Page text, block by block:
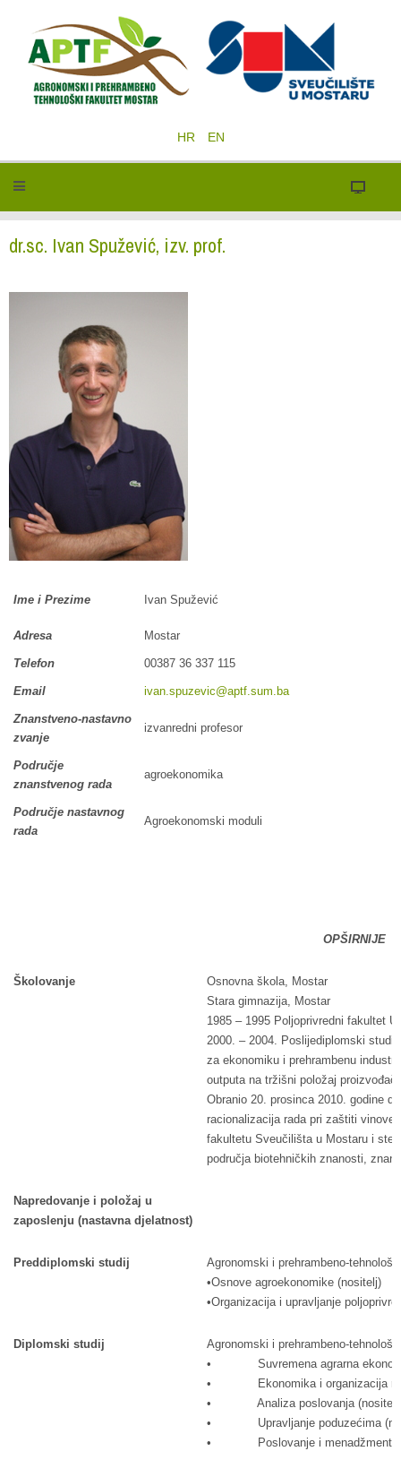
HR EN
dr.sc. Ivan Spužević, izv. prof.
Ime i Prezime Ivan Spužević
Adresa Mostar
Telefon 00387 36 337 115
Email ivan.spuzevic@aptf.sum.ba
Znanstveno-nastavno
zvanje
izvanredni profesor
Područje
znanstvenog rada
agroekonomika
Područje nastavnog
rada
Agroekonomski moduli
OPŠIRNIJE
Školovanje
Osnovna škola, Mostar
Stara gimnazija, Mostar
1985 – 1995 Poljoprivredni fakultet
2000. – 2004. Poslijediplomski
za ekonomiku i prehrambenu
outputa na tržišni položaj
Obranio 20. prosinca 2010. godine
racionalizacija rada pri zaštiti vinove
fakultetu Sveučilišta u Mostaru i
područja biotehničkih znanosti,
Napredovanje i položaj u
zaposlenju (nastavna djelatnost)
Preddiplomski studij
Agronomski i prehrambeno-
•Osnove agroekonomike (nositelj)
•Organizacija i upravljanje
Diplomski studij
Agronomski i prehrambeno-
• Suvremena agrarna
• Ekonomika i organizacija
• Analiza poslovanja (nositelj)
• Upravljanje poduzećima
• Poslovanje i menadžment u